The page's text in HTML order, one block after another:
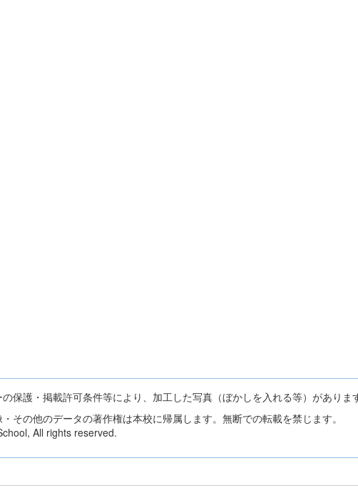
保護・掲載許可条件等により、加工した写真（ぼかしを入れる等）がありま
その他のデータの著作権は本校に帰属します。無断での転載を禁じます。
All rights reserved.